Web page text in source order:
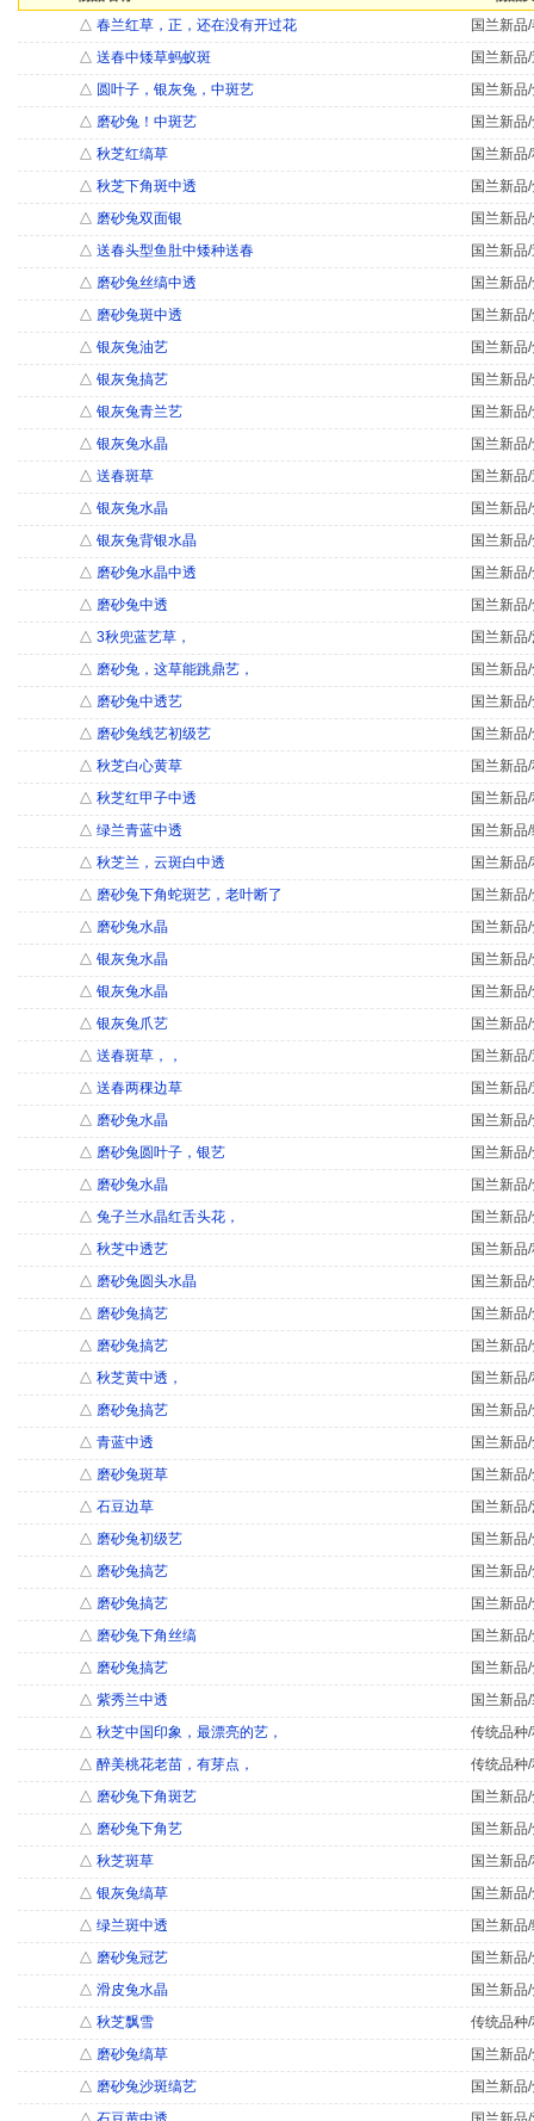
△ 春兰红草，正，还在没有开过花
国兰新品
△ 送春中矮草蚂蚁斑
国兰新品
△ 圆叶子，银灰兔，中斑艺
国兰新品
△ 磨砂兔！中斑艺
国兰新品
△ 秋芝红缟草
国兰新品
△ 秋芝下角斑中透
国兰新品
△ 磨砂兔双面银
国兰新品
△ 送春头型鱼肚中矮种送春
国兰新品
△ 磨砂兔丝缟中透
国兰新品
△ 磨砂兔斑中透
国兰新品
△ 银灰兔油艺
国兰新品
△ 银灰兔搞艺
国兰新品
△ 银灰兔青兰艺
国兰新品
△ 银灰兔水晶
国兰新品
△ 送春斑草
国兰新品
△ 银灰兔水晶
国兰新品
△ 银灰兔背银水晶
国兰新品
△ 磨砂兔水晶中透
国兰新品
△ 磨砂兔中透
国兰新品
△ 3秋兜蓝艺草，
国兰新品
△ 磨砂兔，这草能跳鼎艺，
国兰新品
△ 磨砂兔中透艺
国兰新品
△ 磨砂兔线艺初级艺
国兰新品
△ 秋芝白心黄草
国兰新品
△ 秋芝红甲子中透
国兰新品
△ 绿兰青蓝中透
国兰新品
△ 秋芝兰，云斑白中透
国兰新品
△ 磨砂兔下角蛇斑艺，老叶断了
国兰新品
△ 磨砂兔水晶
国兰新品
△ 银灰兔水晶
国兰新品
△ 银灰兔水晶
国兰新品
△ 银灰兔爪艺
国兰新品
△ 送春斑草，，
国兰新品
△ 送春两稞边草
国兰新品
△ 磨砂兔水晶
国兰新品
△ 磨砂兔圆叶子，银艺
国兰新品
△ 磨砂兔水晶
国兰新品
△ 兔子兰水晶红舌头花，
国兰新品
△ 秋芝中透艺
国兰新品
△ 磨砂兔圆头水晶
国兰新品
△ 磨砂兔搞艺
国兰新品
△ 磨砂兔搞艺
国兰新品
△ 秋芝黄中透，
国兰新品
△ 磨砂兔搞艺
国兰新品
△ 青蓝中透
国兰新品
△ 磨砂兔斑草
国兰新品
△ 石豆边草
国兰新品
△ 磨砂兔初级艺
国兰新品
△ 磨砂兔搞艺
国兰新品
△ 磨砂兔搞艺
国兰新品
△ 磨砂兔下角丝缟
国兰新品
△ 磨砂兔搞艺
国兰新品
△ 紫秀兰中透
国兰新品
△ 秋芝中国印象，最漂亮的艺，
传统品种
△ 醉美桃花老苗，有芽点，
传统品种
△ 磨砂兔下角斑艺
国兰新品
△ 磨砂兔下角艺
国兰新品
△ 秋芝斑草
国兰新品
△ 银灰兔缟草
国兰新品
△ 绿兰斑中透
国兰新品
△ 磨砂兔冠艺
国兰新品
△ 滑皮兔水晶
国兰新品
△ 秋芝飘雪
传统品种
△ 磨砂兔缟草
国兰新品
△ 磨砂兔沙斑缟艺
国兰新品